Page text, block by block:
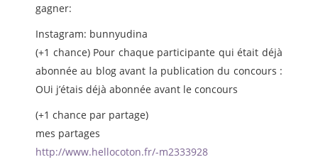
gagner:
Instagram: bunnyudina
(+1 chance) Pour chaque participante qui était déjà
abonnée au blog avant la publication du concours :
OUi j’étais déjà abonnée avant le concours
(+1 chance par partage)
mes partages
http://www.hellocoton.fr/-m2333928